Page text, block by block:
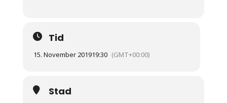
Tid
15. November 201919:30 (GMT+00:00)
Stad